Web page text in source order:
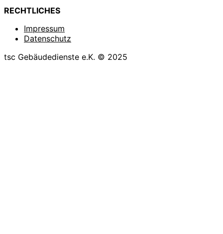
RECHTLICHES
Impressum
Datenschutz
tsc Gebäudedienste e.K. © 2025